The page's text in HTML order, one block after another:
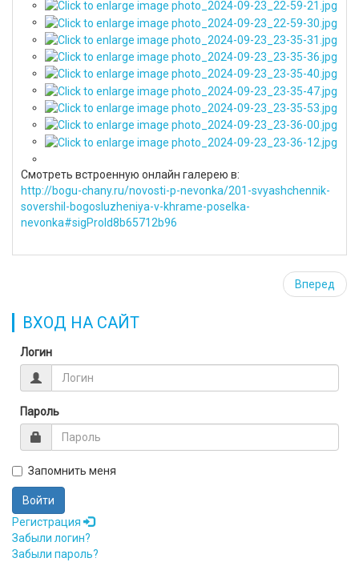
Смотреть встроенную онлайн галерею в:
http://bogu-chany.ru/novosti-p-nevonka/201-svyashchennik-
sovershil-bogosluzheniya-v-khrame-poselka-
nevonka#sigProId8b65712b96
Вперед
ВХОД НА САЙТ
Логин
Пароль
Запомнить меня
Войти
Регистрация
Забыли логин?
Забыли пароль?